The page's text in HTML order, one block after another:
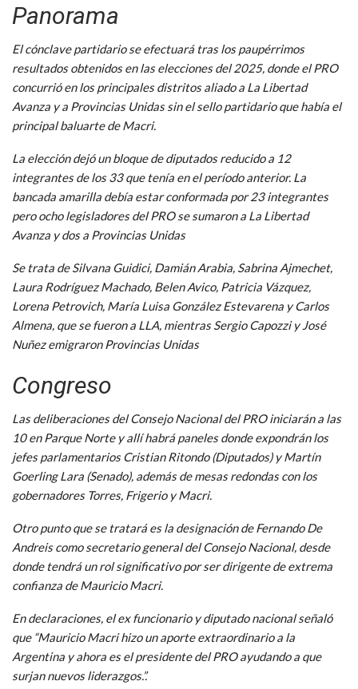
Panorama
El cónclave partidario se efectuará tras los paupérrimos
resultados obtenidos en las elecciones del 2025, donde el PRO
concurrió en los principales distritos aliado a La Libertad
Avanza y a Provincias Unidas sin el sello partidario que había el
principal baluarte de Macri.
La elección dejó un bloque de diputados reducido a 12
integrantes de los 33 que tenía en el período anterior. La
bancada amarilla debía estar conformada por 23 integrantes
pero ocho legisladores del PRO se sumaron a La Libertad
Avanza y dos a Provincias Unidas
Se trata de Silvana Guidici, Damián Arabia, Sabrina Ajmechet,
Laura Rodríguez Machado, Belen Avico, Patricia Vázquez,
Lorena Petrovich, María Luisa González Estevarena y Carlos
Almena, que se fueron a LLA, mientras Sergio Capozzi y José
Nuñez emigraron Provincias Unidas
Congreso
Las deliberaciones del Consejo Nacional del PRO iniciarán a las
10 en Parque Norte y allí habrá paneles donde expondrán los
jefes parlamentarios Cristian Ritondo (Diputados) y Martín
Goerling Lara (Senado), además de mesas redondas con los
gobernadores Torres, Frigerio y Macri.
Otro punto que se tratará es la designación de Fernando De
Andreis como secretario general del Consejo Nacional, desde
donde tendrá un rol significativo por ser dirigente de extrema
confianza de Mauricio Macri.
En declaraciones, el ex funcionario y diputado nacional señaló
que “Mauricio Macri hizo un aporte extraordinario a la
Argentina y ahora es el presidente del PRO ayudando a que
surjan nuevos liderazgos.”.